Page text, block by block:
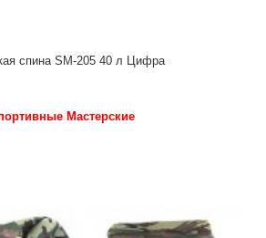
спина SM-205 40 л Цифра
Мастерские